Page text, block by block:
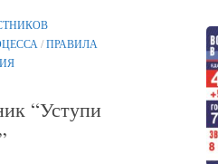
/ПРАВИЛА
“Уступи